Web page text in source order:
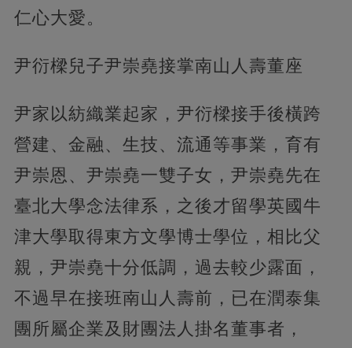
仁心大愛。
尹衍樑兒子尹崇堯接掌南山人壽董座
尹家以紡織業起家，尹衍樑接手後橫跨
營建、金融、生技、流通等事業，育有
尹崇恩、尹崇堯一雙子女，尹崇堯先在
臺北大學念法律系，之後才留學英國牛
津大學取得東方文學博士學位，相比父
親，尹崇堯十分低調，過去較少露面，
不過早在接班南山人壽前，已在潤泰集
團所屬企業及財團法人掛名董事者，